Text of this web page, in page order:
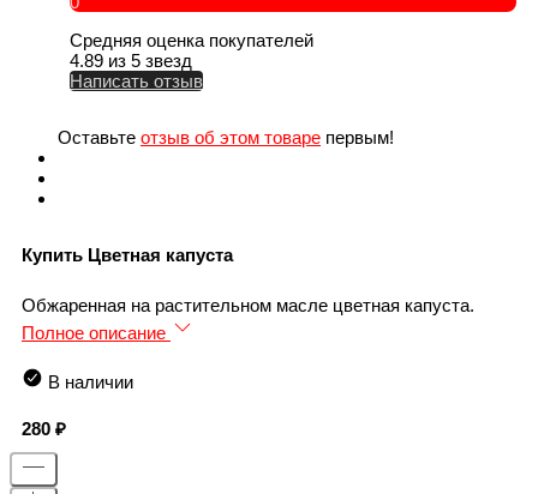
Средняя оценка покупателей
4.89 из 5 звезд
Написать отзыв
Оставьте отзыв об этом товаре первым!
Купить Цветная капуста
Обжаренная на растительном масле цветная капуста.
Полное описание
В наличии
280